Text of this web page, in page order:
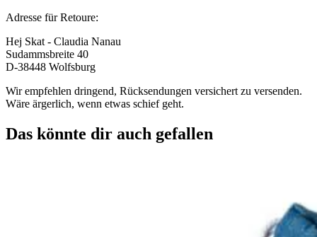
Adresse für Retoure:
Hej Skat - Claudia Nanau
Sudammsbreite 40
D-38448 Wolfsburg
Wir empfehlen dringend, Rücksendungen versichert zu versenden.
Wäre ärgerlich, wenn etwas schief geht.
Das könnte dir auch gefallen